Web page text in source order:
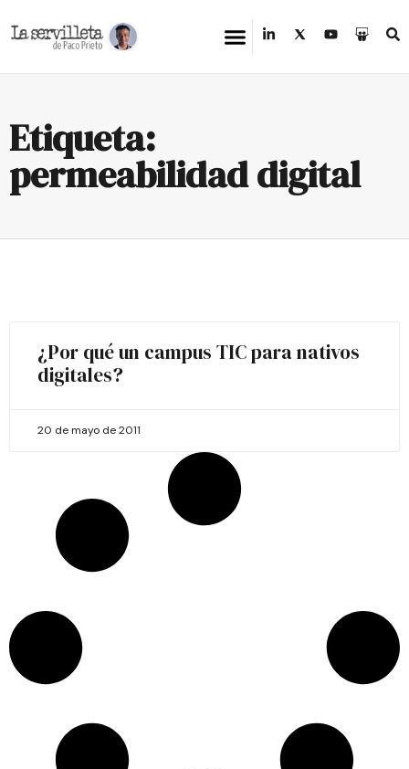
Etiqueta:
permeabilidad digital
¿Por qué un campus TIC para nativos
digitales?
20 de mayo de 2011